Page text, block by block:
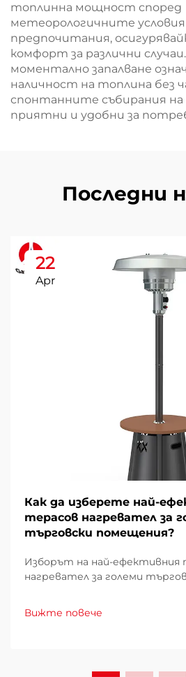
топлинна мощност според
метеорологичните
предпочитания,
комфорт за различни
моментално запалване
наличност на топлина без
спонтанните събирания
приятни и удобни за
Последни
22
Apr
Как да изберете най-
терасов нагревател за
търговски помещения?
Изборът на най-ефективния
нагревател за големи
фактори, които директно
експлоатационните
Вижте повече